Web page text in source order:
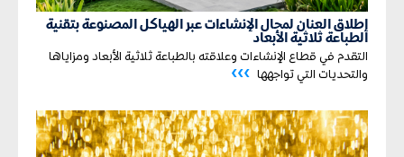
إطلاق العنان لمجال الإنشاءات عبر الهياكل المصنوعة بتقنية
الطباعة ثلاثية الأبعاد
التقدم في قطاع الإنشاءات وعلاقته بالطباعة ثلاثية الأبعاد ومزاياها
والتحديات التي تواجهها
›››